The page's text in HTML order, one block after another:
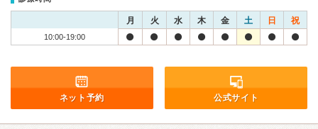
月 火 水 木 金 土 日 祝
10:00-19:00
ネット予約 公式サイト